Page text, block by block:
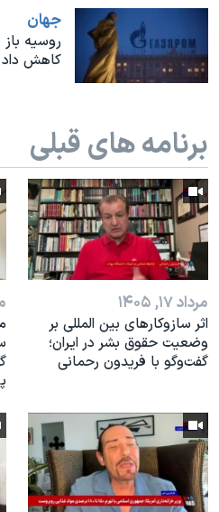
نرگس محمدی برنده جایزه نوبل
همایش محافظه‌کاران آمریکا
سفر پرزیدنت ترامپ به چین
جهان
روسیه باز
کاهش داد
برنامه های قبلی
مرداد ۱۷, ۱۴۰۵
اثر ساز‌و‌کارهای بین المللی بر
وضعیت حقوق بشر در ایران؛
گفت‌وگو با فریدون رحمانی